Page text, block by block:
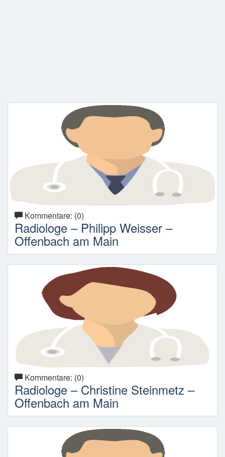
Kommentare: (0)
Radiologe – Philipp Weisser –
Offenbach am Main
Kommentare: (0)
Radiologe – Christine Steinmetz –
Offenbach am Main